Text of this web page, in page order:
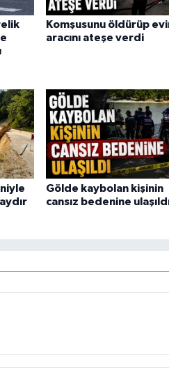
Komşusunu öldürüp
aracını ateşe verdi
Gölde kaybolan kişinin
cansız bedenine